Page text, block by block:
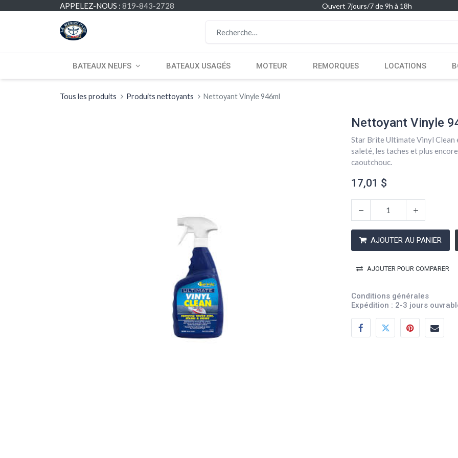
APPELEZ-NOUS : 819-843-2728 Ouvert 7jours/7 de 9h à 18h
BATEAUX NEUFS BATEAUX USAGÉS MOTEUR REMORQUES LOCATIONS
Tous les produits Produits nettoyants Nettoyant Vinyle 946ml
Nettoyant Vinyle
Star Brite Ultimate Vinyl Clean
saleté, les taches et plus
caoutchouc.
17,01 $
AJOUTER AU PANIER
AJOUTER POUR COMPARER
Conditions générales
Expédition : 2-3 jours